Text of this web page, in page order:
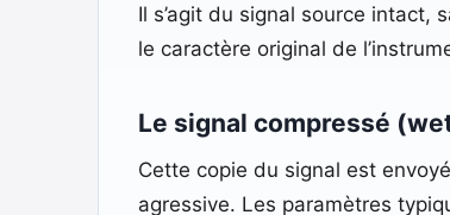
Il s’agit du signal source intact,
le caractère original de
Le signal compressé
Cette copie du signal est
agressive. Les paramètres